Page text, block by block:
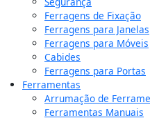
Ferragens de Fixação
Ferragens para Janelas
Ferragens para Móveis
Cabides
Ferragens para Portas
Ferramentas
Arrumação de
Ferramentas Manuais